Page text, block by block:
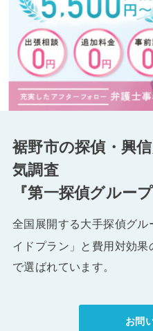
裾野市の探偵・興
気調査
『第一探偵グループ
全国展開する大手探偵グル
イドプラン」と費用対効果
で選ばれています。
お問